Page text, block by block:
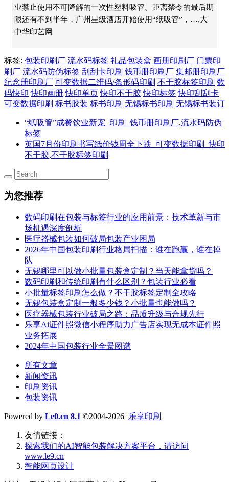
业禁止使用不可降解的一次性塑料吸管。距离禁令的最后期
限还有不到半年，广州星级酒店开始使用“纸吸管”，…,大
中华印艺网
标签: 包装印刷厂 流水码标签 礼品包装盒 画册印刷厂 门票印
刷厂 流水码防伪标签 刮刮卡印刷 钱币册印刷厂 集邮册印刷厂
纪念册印刷厂 可变数据二维码/条形码印刷 不干胶标签印刷 数
码快印 快印画册 快印单页 快印不干胶 快印标签 快印刮刮卡
可变数据印刷 标书胶装 标书印刷 无锡标书印刷 无锡标书装订
“纸吸管”成餐饮业新宠_印刷_钱币册印刷厂,流水码防伪
标签
英国7月份印刷书写纸价钱周全下跌_可变数据印刷_快印
不干胶,不干胶标签印刷
为您推荐
数码印刷在包装与标签行业的应用前景：技术革新与市
场机遇深度剖析
医疗器械包装如何破局包装产业困局
2026年中国包装印刷行业格局扫描：谁在跑赢，谁在掉
队
无锡哪里可以做小批量包装盒定制？当天能拿货吗？
数码印刷和传统印刷有什么区别？包装行业必看
小批量标签印刷怎么做？不干胶标签定制全攻略
无锡包装盒定制一般多少钱？小批量也能做吗？
医疗器械包装行业破局之路：品质升级与合规先行
乐享Ai证件照微信小程序助力广告店实现无成本证件照
业务拓展
2024年中国包装行业全景图谱
所有文章
新闻资讯
印刷资讯
包装资讯
Powered by Le0.cn 8.1 ©2004-2026 乐享印刷
友情链接：
探索我们的‌AI智能包装解决方案平台‌，请访问
www.le9.cn
智能网页设计